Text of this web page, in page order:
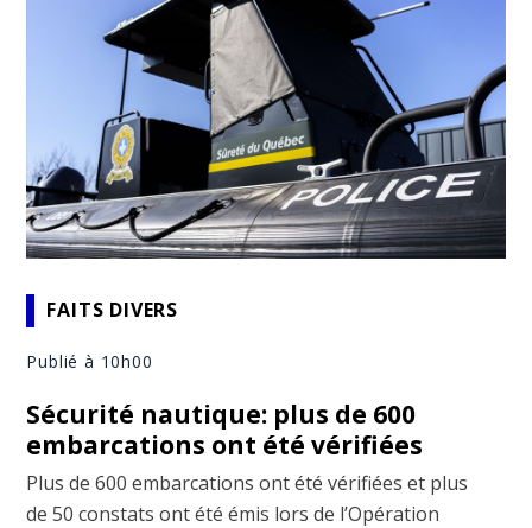
FAITS DIVERS
Publié à 10h00
Sécurité nautique: plus de 600
embarcations ont été vérifiées
Plus de 600 embarcations ont été vérifiées et plus
de 50 constats ont été émis lors de l’Opération